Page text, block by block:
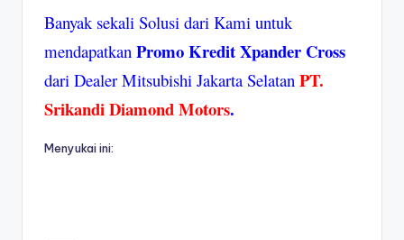
Banyak sekali Solusi dari Kami untuk
mendapatkan Promo Kredit Xpander Cross
dari Dealer Mitsubishi Jakarta Selatan PT.
Srikandi Diamond Motors.
Menyukai ini: